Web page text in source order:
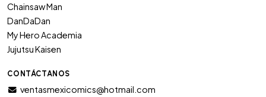
Chainsaw Man
DanDaDan
My Hero Academia
Jujutsu Kaisen
CONTÁCTANOS
ventasmexicomics@hotmail.com